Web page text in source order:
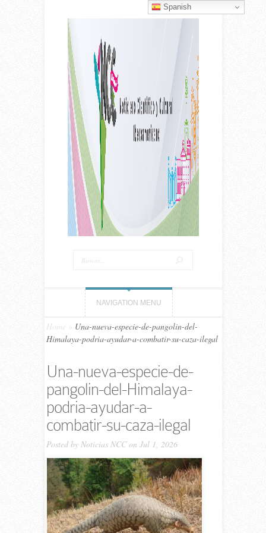
NAVIGATION MENU
Home
Una-nueva-especie-de-pangolin-del-
Himalaya-podria-ayudar-a-combatir-su-caza-ilegal
Una-nueva-especie-de-
pangolin-del-Himalaya-
podria-ayudar-a-
combatir-su-caza-ilegal
Posted by Noticias NCCon Jul 1, 2026
Spanish